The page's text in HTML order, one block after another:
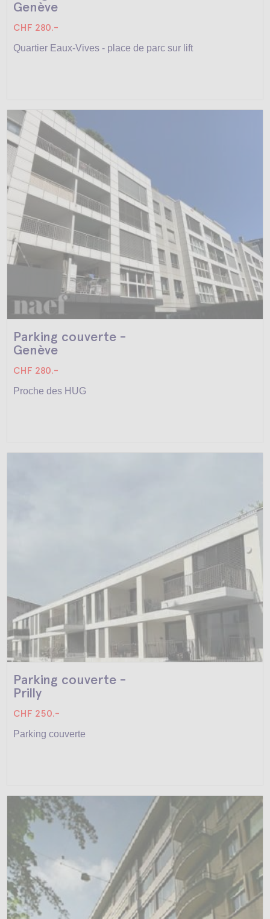
Genève
CHF 280.-
Quartier Eaux-Vives - place de parc sur lift
Parking couverte -
Genève
CHF 280.-
Proche des HUG
Parking couverte -
Prilly
CHF 250.-
Parking couverte